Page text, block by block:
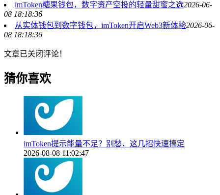
imToken糖果钱包，数字资产空投的轻量甜蜜之选2026-06-
08 18:18:36
从实体钱包到数字钱包，imToken开启Web3新体验2026-06-
08 18:18:36
文章已关闭评论！
猜你喜欢
imToken提示能量不足？别愁，这几招快速搞定
2026-08-08 11:02:47